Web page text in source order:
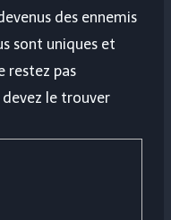
des ennemis
sont uniques et
restez pas
devez le trouver